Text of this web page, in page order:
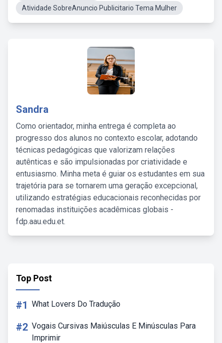
Atividade SobreAnuncio Publicitario Tema Mulher
Sandra
Como orientador, minha entrega é completa ao
progresso dos alunos no contexto escolar, adotando
técnicas pedagógicas que valorizam relações
autênticas e são impulsionadas por criatividade e
entusiasmo. Minha meta é guiar os estudantes em sua
trajetória para se tornarem uma geração excepcional,
utilizando estratégias educacionais reconhecidas por
renomadas instituições acadêmicas globais -
fdp.aau.edu.et.
Top Post
#1 What Lovers Do Tradução
#2 Vogais Cursivas Maiúsculas E Minúsculas Para
Imprimir